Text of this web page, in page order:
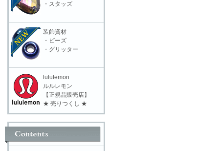
・スタッズ
装飾資材
・ビーズ
・グリッター
lululemon
ルルレモン
【正規品販売店】
★ 売りつくし ★